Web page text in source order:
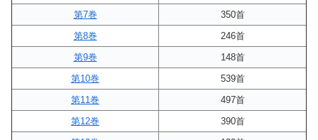
第7巻
350首
第8巻
246首
第9巻
148首
第10巻
539首
第11巻
497首
第12巻
390首